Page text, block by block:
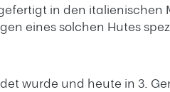
in den
eines solchen Hutes
wurde und heute in 3.